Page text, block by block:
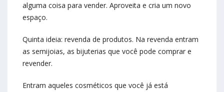
alguma coisa para vender. Aproveita e cria um novo
espaço.
Quinta ideia: revenda de produtos. Na revenda entram
as semijoias, as bijuterias que você pode comprar e
revender.
Entram aqueles cosméticos que você já está